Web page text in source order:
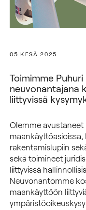
05 KESÄ 2025
Toimimme
neuvonantajana
liittyvissä
Olemme
rakentamislupiin
sekä toimineet
liittyvissä
Neuvonantomme
maankäyttöön